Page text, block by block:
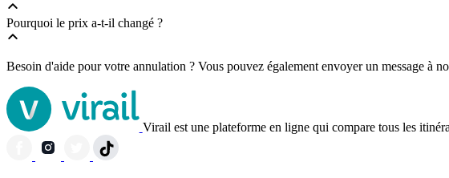
Pourquoi le prix a-t-il changé ?
Besoin d'aide pour votre annulation ? Vous pouvez également envoyer un message à
Virail est une plateforme en ligne qui compare tous les